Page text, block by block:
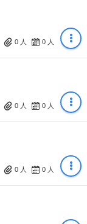
0 人 0 人
0 人 0 人
0 人 0 人